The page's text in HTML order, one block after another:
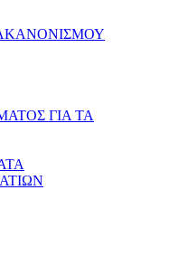
ΓΙΑ ΤΑ